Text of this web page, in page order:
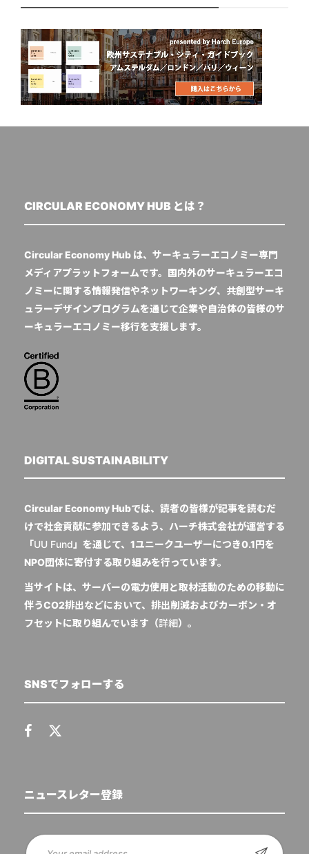
CIRCULAR ECONOMY HUB とは？
Circular Economy Hub は、サーキュラーエコノミー専門
メディアプラットフォームです。国内外のサーキュラーエコ
ノミーに関する情報発信やネットワーキング、共創型サーキ
ュラーデザインプログラムを通じて企業や自治体の皆様のサ
ーキュラーエコノミー移行を支援します。
DIGITAL SUSTAINABILITY
Circular Economy Hubでは、読者の皆様が記事を読むだ
けで社会貢献に参加できるよう、ハーチ株式会社が運営する
「UU Fund 」を通じて、1ユニークユーザーにつき0.1円を
NPO団体に寄付する取り組みを行っています。
当サイトは、サーバーの電力使用と取材活動のための移動に
伴うCO2排出などにおいて、排出削減およびカーボン・オ
フセットに取り組んでいます（詳細）。
SNSでフォローする
ニュースレター登録